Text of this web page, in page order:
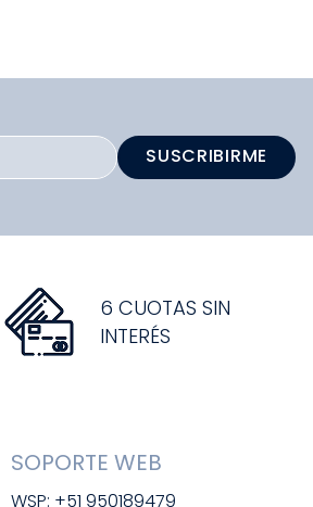
SUSCRIBIRME
6 CUOTAS SIN
INTERÉS
SOPORTE WEB
WSP: +51 950189479